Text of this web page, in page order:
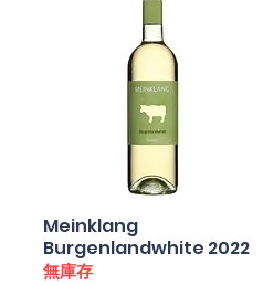
快速瀏覽
Meinklang
Burgenlandwhite 2022
無庫存